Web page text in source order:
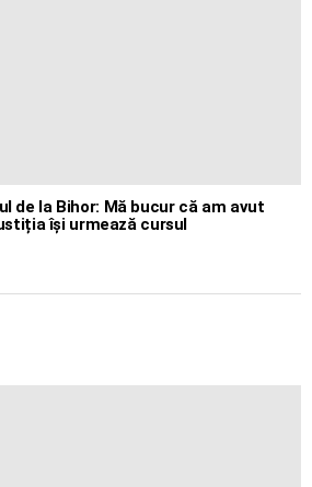
de la Bihor: Mă bucur că am avut
își urmează cursul